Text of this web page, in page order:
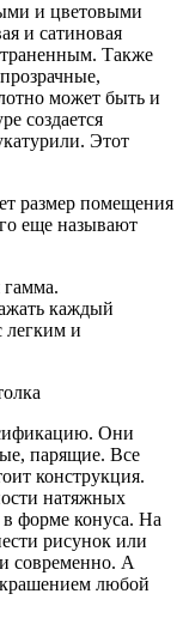
и цветовыми
и сатиновая
Также
может быть и
создается
Этот
размер помещения
еще называют
гамма.
каждый
легким и
Они
парящие. Все
конструкция.
натяжных
форме конуса. На
рисунок или
современно. А
любой